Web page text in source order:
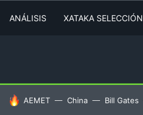
ANÁLISIS XATAKA SELECCIÓN
HOY SE HABLA DE
AEMET China Bill Gates